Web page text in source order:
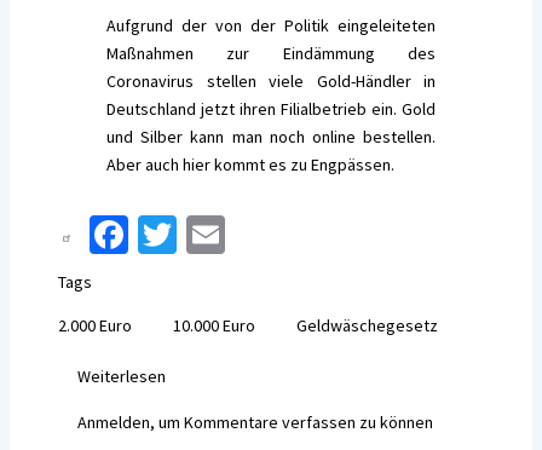
Aufgrund der von der Politik eingeleiteten
Maßnahmen zur Eindämmung des
Coronavirus stellen viele Gold-Händler in
Deutschland jetzt ihren Filialbetrieb ein. Gold
und Silber kann man noch online bestellen.
Aber auch hier kommt es zu Engpässen.
Fa
ce
o
o
k
T
wi
tt
er
ai
l
Tags
2.000 Euro
10.000 Euro Geldwäschegesetz
Weiterlesen
zollrechtliche
Anmelden, um Kommentare verfassen zu können